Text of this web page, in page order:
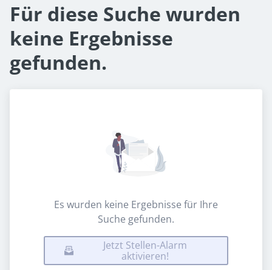
Für diese Suche wurden
keine Ergebnisse
gefunden.
Es wurden keine Ergebnisse für Ihre
Suche gefunden.
Jetzt Stellen-Alarm
aktivieren!